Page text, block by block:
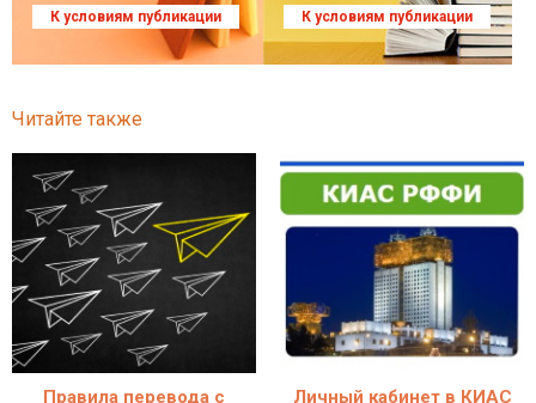
К условиям публикации К условиям публикации
Читайте также
Правила перевода с
Личный кабинет в КИАС